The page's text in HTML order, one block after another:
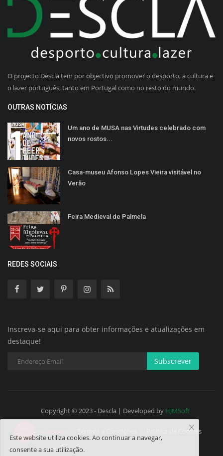
O projecto Descla tem por objectivo promover o desporto, a cultura e
o lazer português, tanto em Portugal como no resto do mundo.
OUTRAS NOTÍCIAS
Um ano de MUSA nas Virtudes celebrado com
novos rostos...
Casa-museu Afonso Lopes Vieira visitável no
Verão
Feira Medieval de Palmela
REDES SOCIAIS
Inscreva-se aqui para obter informações e atualizações em
destaque!
Subscrever
Copyright © 2023 - Descla | Developed by HJMSoft
Política de Cookies
Este website utiliza cookies. Ao continuar a navegar,
consente a sua utilização.